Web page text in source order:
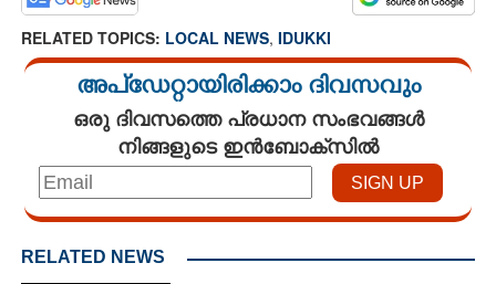
RELATED TOPICS: LOCAL NEWS, IDUKKI
അപ്ഡേറ്റായിരിക്കാം ദിവസവും
ഒരു ദിവസത്തെ പ്രധാന സംഭവങ്ങൾ
നിങ്ങളുടെ ഇൻബോക്സിൽ
RELATED NEWS